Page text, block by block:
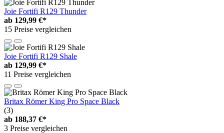
Joie Fortifi R129 Thunder
ab 129,99 €*
15 Preise vergleichen
Joie Fortifi R129 Shale
ab 129,99 €*
11 Preise vergleichen
Britax Römer King Pro Space Black
(3)
ab 188,37 €*
3 Preise vergleichen